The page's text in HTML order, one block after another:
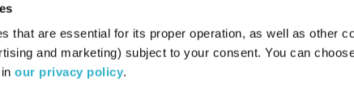
that are essential for its proper operation, as well as other
and marketing) subject to your consent. You can
in our privacy policy.